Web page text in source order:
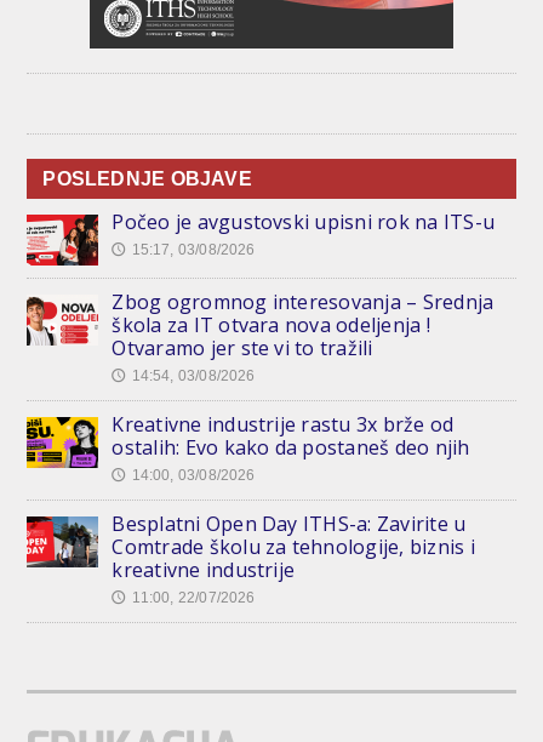
POSLEDNJE OBJAVE
Počeo je avgustovski upisni rok na ITS-u
🕔 15:17, 03/08/2026
Zbog ogromnog interesovanja – Srednja
škola za IT otvara nova odeljenja !
Otvaramo jer ste vi to tražili
🕔 14:54, 03/08/2026
Kreativne industrije rastu 3x brže od
ostalih: Evo kako da postaneš deo njih
🕔 14:00, 03/08/2026
Besplatni Open Day ITHS-a: Zavirite u
Comtrade školu za tehnologije, biznis i
kreativne industrije
🕔 11:00, 22/07/2026